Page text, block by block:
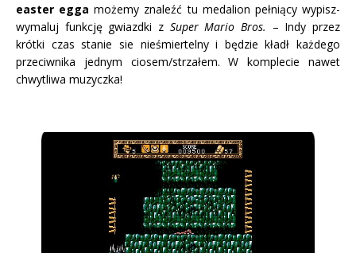
easter egga możemy znaleźć tu medalion pełniący wypisz-
wymaluj funkcję gwiazdki z Super Mario Bros. – Indy przez
krótki czas stanie sie nieśmiertelny i będzie kładł każdego
przeciwnika jednym ciosem/strzałem. W komplecie nawet
chwytliwa muzyczka!